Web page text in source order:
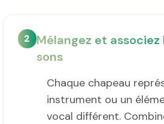
2
Mélangez et associez
sons
Chaque chapeau
instrument ou un
vocal différent.